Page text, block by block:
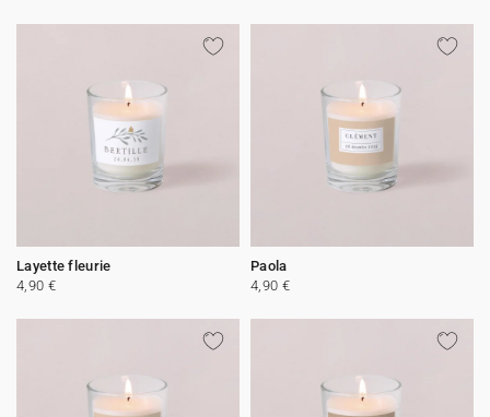
Layette fleurie
4,90 €
Paola
4,90 €